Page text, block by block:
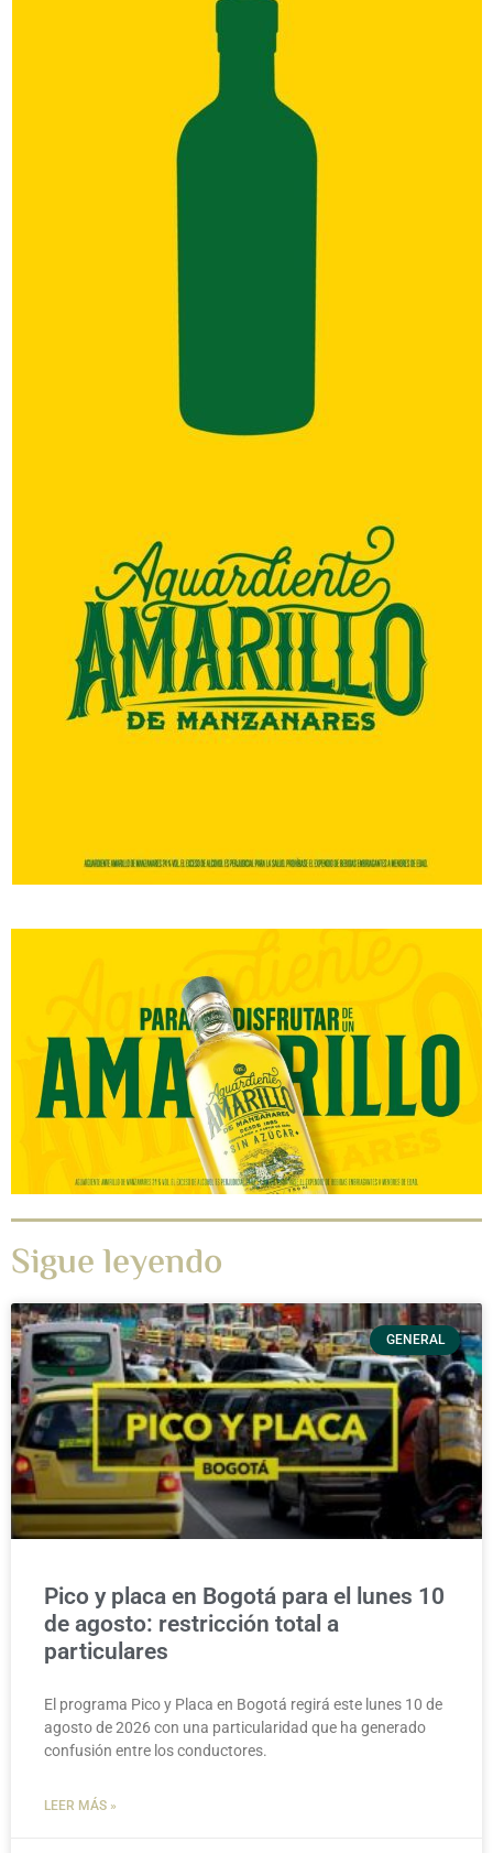
Sigue leyendo
GENERAL
Pico y placa en Bogotá para el lunes 10
de agosto: restricción total a
particulares
El programa Pico y Placa en Bogotá regirá este lunes 10 de
agosto de 2026 con una particularidad que ha generado
confusión entre los conductores.
LEER MÁS »